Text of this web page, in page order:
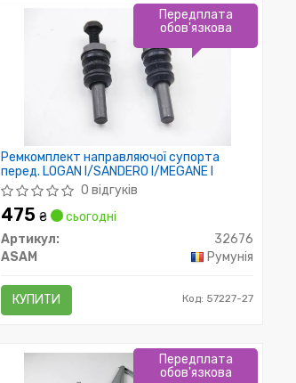
Ремкомплект направляючої супорта
перед. LOGAN I/SANDERO I/MEGANE I
0 відгуків
475₴
сьогодні
Артикул:
32676
ASAM
Румунія
КУПИТИ Код: 57227-27
Передплата
обов'язкова
Передплата
обов'язкова